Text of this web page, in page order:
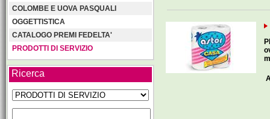
COLOMBE E UOVA PASQUALI
OGGETTISTICA
CATALOGO PREMI FEDELTA'
PRODOTTI DI SERVIZIO
Ricerca